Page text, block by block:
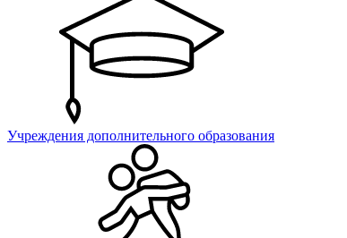
Учреждения дополнительного образования